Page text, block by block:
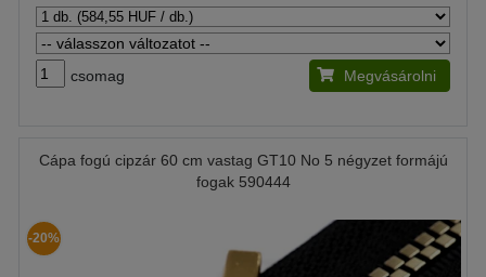
csomag Megvásárolni
Cápa fogú cipzár 60 cm vastag GT10 No 5 négyzet formájú
fogak 590444
-20%